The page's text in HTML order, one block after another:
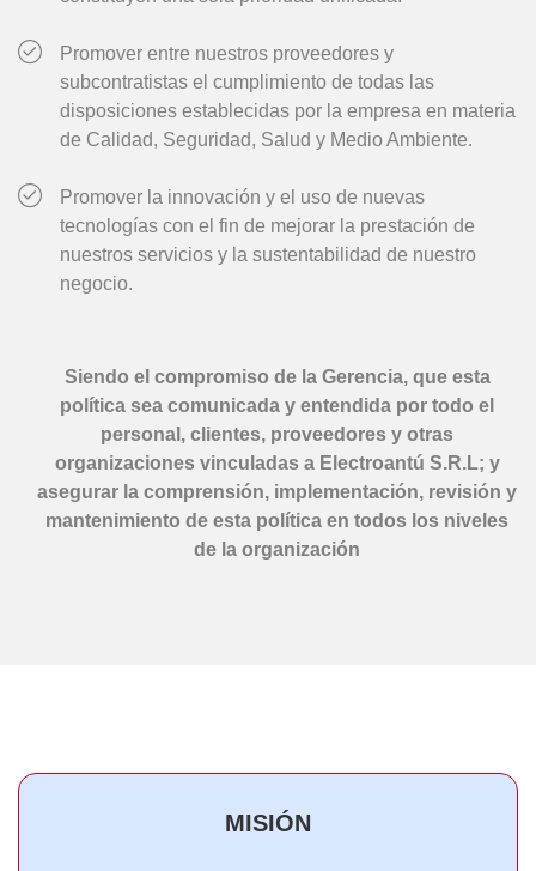
Promover entre nuestros proveedores y
subcontratistas el cumplimiento de todas las
disposiciones establecidas por la empresa en materia
de Calidad, Seguridad, Salud y Medio Ambiente.
Promover la innovación y el uso de nuevas
tecnologías con el fin de mejorar la prestación de
nuestros servicios y la sustentabilidad de nuestro
negocio.
Siendo el compromiso de la Gerencia, que esta
política sea comunicada y entendida por todo el
personal, clientes, proveedores y otras
organizaciones vinculadas a Electroantú S.R.L; y
asegurar la comprensión, implementación, revisión y
mantenimiento de esta política en todos los niveles
de la organización
MISIÓN